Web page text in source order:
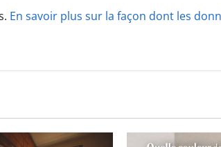
En savoir plus sur la façon dont les